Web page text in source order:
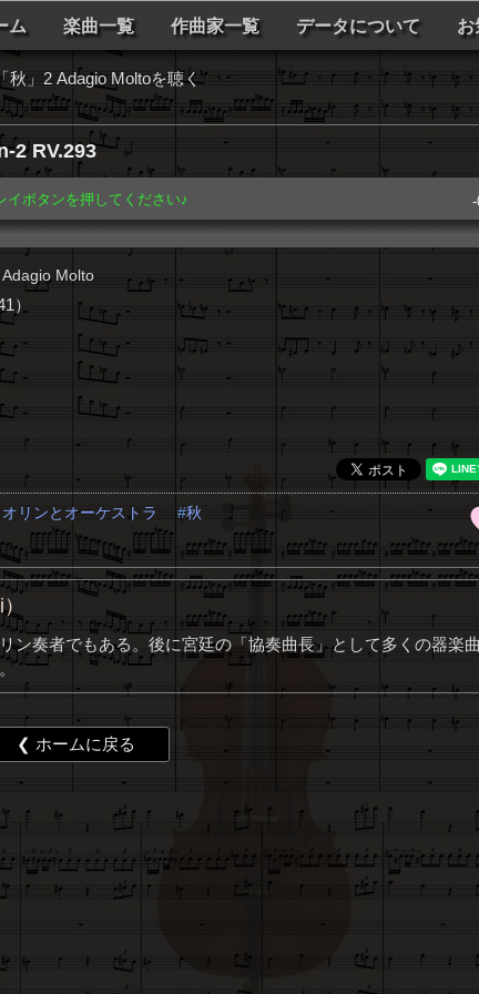
ム 楽曲一覧 作曲家一覧 データについて お
秋」2 Adagio Moltoを聴く
2 RV.293
イボタンを押してください♪
Molto
）
リンとオーケストラ 秋
ン奏者でもある。後に宮廷の「協奏曲長」として多くの器楽
❮ ホームに戻る